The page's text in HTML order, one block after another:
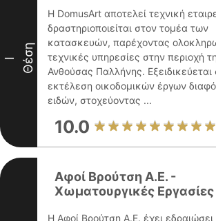
I Θέση
Η DomusArt αποτελεί τεχνική
δραστηριοποιείται στον τομέα των
κατασκευών, παρέχοντας
τεχνικές υπηρεσίες στην περιοχή
Ανθούσας Παλλήνης. Εξειδικεύεται
εκτέλεση οικοδομικών έργων
ειδών, στοχεύοντας ...
10.0
Αφοί Βρούτση Α.Ε. -
Χωματουργικές Εργασίες
Η Αφοί Βρούτση Α.Ε. έχει εδραιώσει